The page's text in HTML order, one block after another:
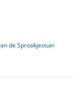
de Sprookjestuin